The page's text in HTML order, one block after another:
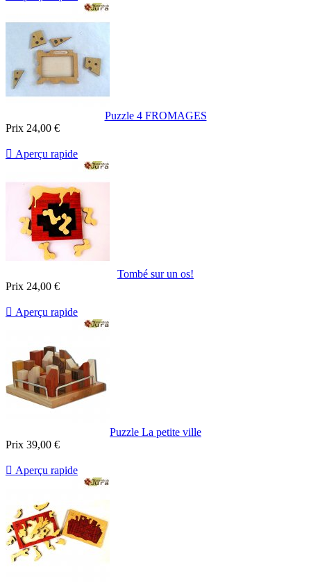
Puzzle 4 FROMAGES
Prix 24,00 €
 Aperçu rapide
Tombé sur un os!
Prix 24,00 €
 Aperçu rapide
Puzzle La petite ville
Prix 39,00 €
 Aperçu rapide